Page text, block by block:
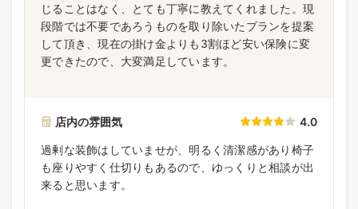
じることはなく、とても丁寧に教えてくれました。現
段階では不要であろうものを取り除いたプランを提案
して頂き、現在の掛け金よりも3割ほど安い保険に変
更できたので、大変満足しています。
店内の雰囲気 4.0
過剰な装飾はしていませが、明るく清潔感があり椅子
も座りやすく仕切りもあるので、ゆっくりと相談が出
来ると思います。